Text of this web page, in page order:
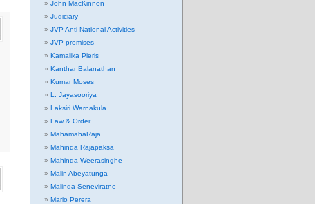
John MacKinnon
Judiciary
JVP Anti-National Activities
JVP promises
Kamalika Pieris
Kanthar Balanathan
Kumar Moses
L. Jayasooriya
Laksiri Warnakula
Law & Order
MahamahaRaja
Mahinda Rajapaksa
Mahinda Weerasinghe
Malin Abeyatunga
Malinda Seneviratne
Mario Perera